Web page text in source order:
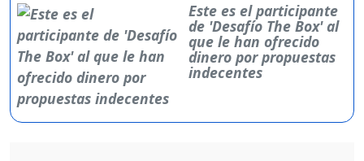
Este es el participante
de 'Desafío The Box' al
que le han ofrecido
dinero por propuestas
indecentes